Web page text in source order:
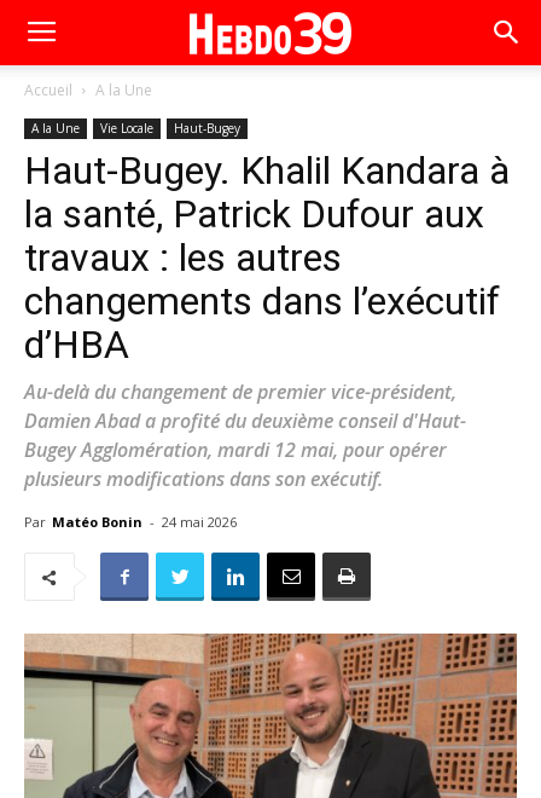
Accueil A la Une
A la Une Vie Locale Haut-Bugey
Haut-Bugey. Khalil Kandara à
la santé, Patrick Dufour aux
travaux : les autres
changements dans l’exécutif
d’HBA
Au-delà du changement de premier vice-président,
Damien Abad a profité du deuxième conseil d'Haut-
Bugey Agglomération, mardi 12 mai, pour opérer
plusieurs modifications dans son exécutif.
Par Matéo Bonin - 24 mai 2026